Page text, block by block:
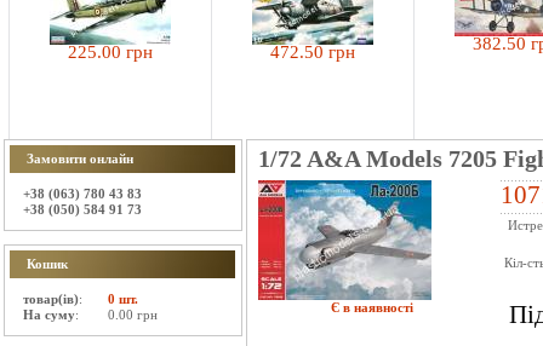
225.00 грн 472.50 грн 382.50 грн
Замовити онлайн
+38 (063) 780 43 83
+38 (050) 584 91 73
Кошик
товар(ів):
0 шт.
На суму: 0.00 грн
1/72 A&A Models 7205
Є в наявності
Кіл-